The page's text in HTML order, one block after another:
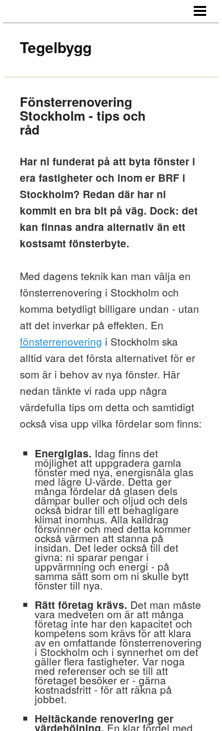
KONTAKT
Tegelbygg
Fönsterrenovering
Stockholm - tips och
råd
Har ni funderat på att byta fönster i
era fastigheter och inom er BRF i
Stockholm? Redan där har ni
kommit en bra bit på väg. Dock: det
kan finnas andra alternativ än ett
kostsamt fönsterbyte.
Med dagens teknik kan man välja en
fönsterrenovering i Stockholm och
komma betydligt billigare undan - utan
att det inverkar på effekten. En
fönsterrenovering i Stockholm ska
alltid vara det första alternativet för er
som är i behov av nya fönster. Här
nedan tänkte vi rada upp några
värdefulla tips om detta och samtidigt
också visa upp vilka fördelar som finns:
Energiglas. Idag finns det
möjlighet att uppgradera gamla
fönster med nya, energisnåla glas
med lägre U-värde. Detta ger
många fördelar då glasen dels
dämpar buller och oljud och dels
också bidrar till ett behagligare
klimat inomhus. Alla kalldrag
försvinner och med detta kommer
också värmen att stanna på
insidan. Det leder också till det
givna: ni sparar pengar i
uppvärmning och energi - på
samma sätt som om ni skulle bytt
fönster till nya.
Rätt företag krävs. Det man måste
vara medveten om är att många
företag inte har den kapacitet och
kompetens som krävs för att klara
av en omfattande fönsterrenovering
i Stockholm och i synnerhet om det
gäller flera fastigheter. Var noga
med referenser och se till att
företaget besöker er - gärna
kostnadsfritt - för att räkna på
jobbet.
Heltäckande renovering ger
värdehöjning.En klar fördel med